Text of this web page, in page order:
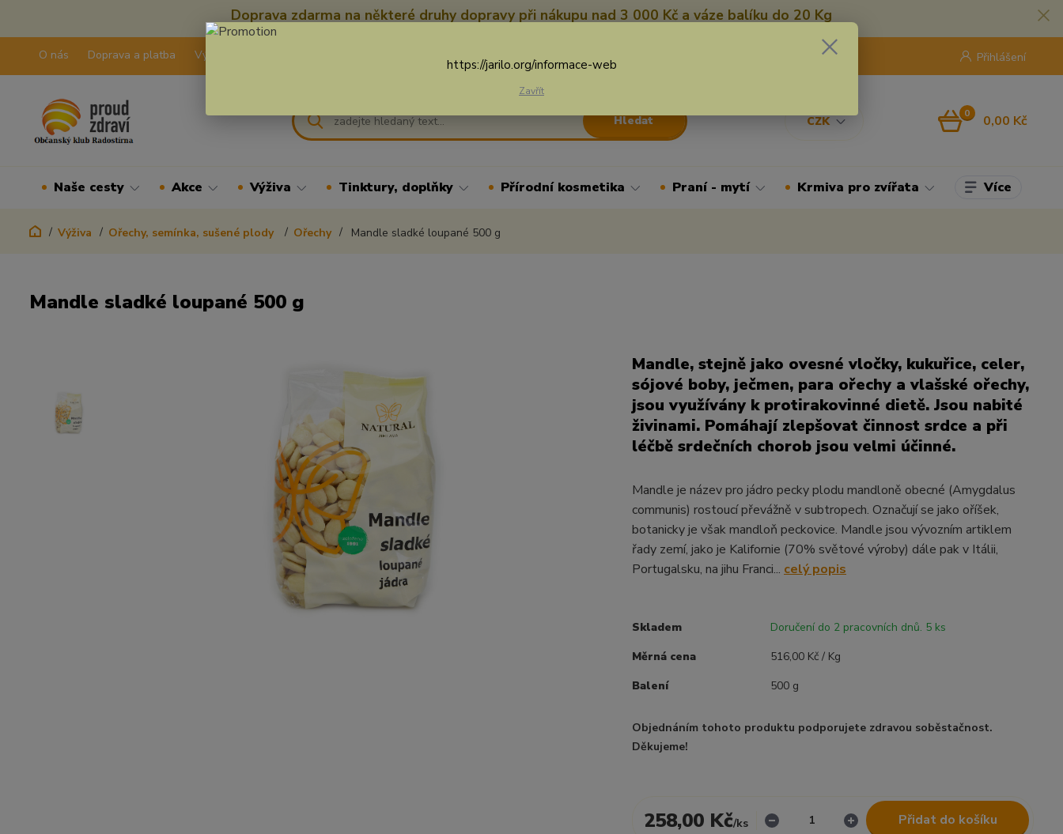
Doprava zdarma na některé druhy dopravy při nákupu nad 3 000 Kč a váze balíku do 20 Kg
O nás Doprava a platba Výdejní pravidla
CZK
Přihlášení
Hledat
8:00 - 16:30
0 0,00 Kč
Naše cesty Akce Výživa Tinktury, doplňky Přírodní kosmetika Praní - mytí Krmiva pro zvířata Více
Výživa Ořechy, semínka, sušené plody Ořechy Mandle sladké loupané 500 g
Mandle sladké loupané 500 g
Mandle, stejně jako ovesné vločky, kukuřice, celer,
sójové boby, ječmen, para ořechy a vlašské ořechy,
jsou využívány k protirakovinné dietě. Jsou nabité
živinami. Pomáhají zlepšovat činnost srdce a při
léčbě srdečních chorob jsou velmi účinné.
Mandle je název pro jádro pecky plodu mandloně obecné (Amygdalus
communis) rostoucí převážně v subtropech. Označují se jako oříšek,
botanicky je však mandloň peckovice. Mandle jsou vývozním artiklem
řady zemí, jako je Kalifornie (70% světové výroby) dále pak v Itálii,
Portugalsku, na jihu Franci... celý popis
Skladem
Doručení do 2 pracovních dnů. 5 ks
Měrná cena
516,00 Kč / Kg
Balení
500 g
Objednáním tohoto produktu podporujete zdravou soběstačnost.
Děkujeme!
258,00 Kč/ks Přidat do košíku
https://jarilo.org/informace-web
Zavřít